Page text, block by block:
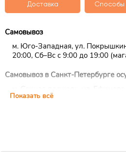
Доставка Способы
Самовывоз
м. Юго-Западная, ул.
20:00, Сб–Вс с 9:00 до 19:00
Самовывоз в Санкт-Петербурге
цокольный этаж, ежедневно с
Показать всё